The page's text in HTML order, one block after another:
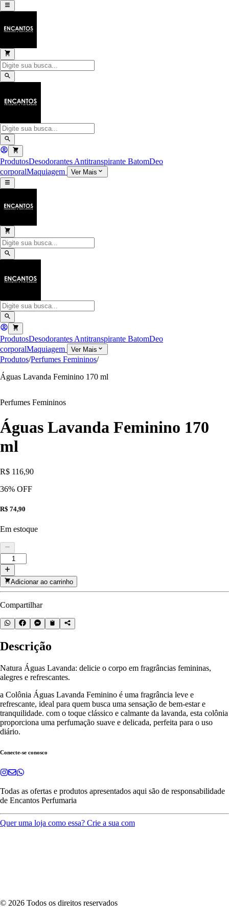
ProdutosDesodorantes Antitranspirante BatomDeo
corporalMaquiagem Ver Mais
ProdutosDesodorantes Antitranspirante BatomDeo
corporalMaquiagem Ver Mais
Produtos/Perfumes Femininos/
Águas Lavanda Feminino 170 ml
Perfumes Femininos
Águas Lavanda Feminino 170
ml
R$ 116,90
36% OFF
R$ 74,90
Em estoque
Adicionar ao carrinho
Compartilhar
Descrição
Natura Águas Lavanda: delicie o corpo em fragrâncias femininas,
alegres e refrescantes.
a Colônia Águas Lavanda Feminino é uma fragrância leve e
refrescante, ideal para quem busca uma sensação de bem-estar e
tranquilidade. com o toque clássico e calmante da lavanda, esta colônia
proporciona uma perfumação suave e delicada, perfeita para o uso
diário.
Conecte-se conosco
Todas as ofertas e produtos apresentados aqui são de responsabilidade
de Encantos Perfumaria
Quer uma loja como essa? Crie a sua com
© 2026 Todos os direitos reservados